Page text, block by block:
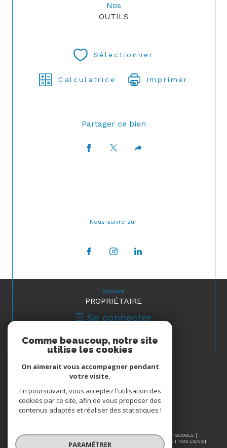
Nos
OUTILS
Sélectionner
Calculatrice Imprimer
Partager ce bien
Nous suivre sur
Espace
PROPRIÉTAIRE
Se connecter
Nous
ADHÉRONS
© 2026 | TOUS DROITS RÉSERVÉS | TRADUCTION POWERED BY GOOGLE |
PLAN DU SITE MENTIONS LÉGALES ADMIN
NOS LIENS
Comme beaucoup, notre site
utilise les cookies
On aimerait vous accompagner pendant
votre visite.
En poursuivant, vous acceptez l'utilisation des
cookies par ce site, afin de vous proposer des
contenus adaptés et réaliser des statistiques !
PARAMÉTRER